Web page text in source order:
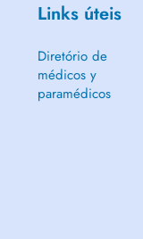
Links úteis
Diretório de
médicos y
paramédicos